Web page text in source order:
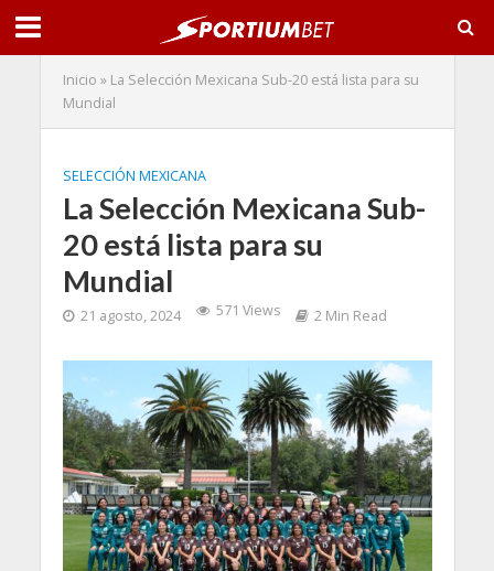
Inicio » La Selección Mexicana Sub-20 está lista para su
Mundial
SELECCIÓN MEXICANA
La Selección Mexicana Sub-
20 está lista para su
Mundial
21 agosto, 2024 571 Views 2 Min Read